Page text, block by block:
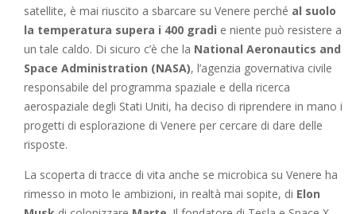
satellite, è mai riuscito a sbarcare su Venere perché al suolo
la temperatura supera i 400 gradi e niente può resistere a
un tale caldo. Di sicuro c’è che la National Aeronautics and
Space Administration (NASA), l’agenzia governativa civile
responsabile del programma spaziale e della ricerca
aerospaziale degli Stati Uniti, ha deciso di riprendere in mano i
progetti di esplorazione di Venere per cercare di dare delle
risposte.
La scoperta di tracce di vita anche se microbica su Venere ha
rimesso in moto le ambizioni, in realtà mai sopite, di Elon